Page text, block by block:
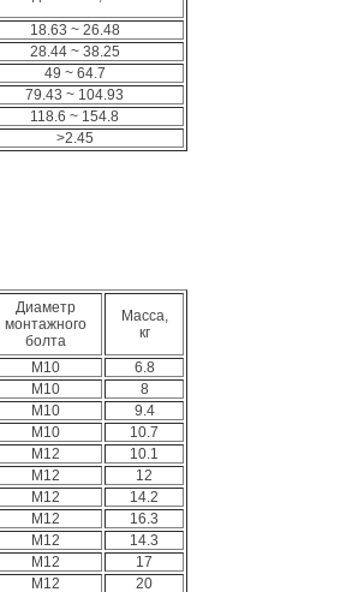
18.63 ~ 26.48
28.44 ~ 38.25
49 ~ 64.7
79.43 ~ 104.93
118.6 ~ 154.8
>2.45
Диаметр
монтажного
болта
Масса,
кг
M10
6.8
M10
8
M10
9.4
M10
10.7
M12
10.1
M12
12
M12
14.2
M12
16.3
M12
14.3
M12
17
M12 20